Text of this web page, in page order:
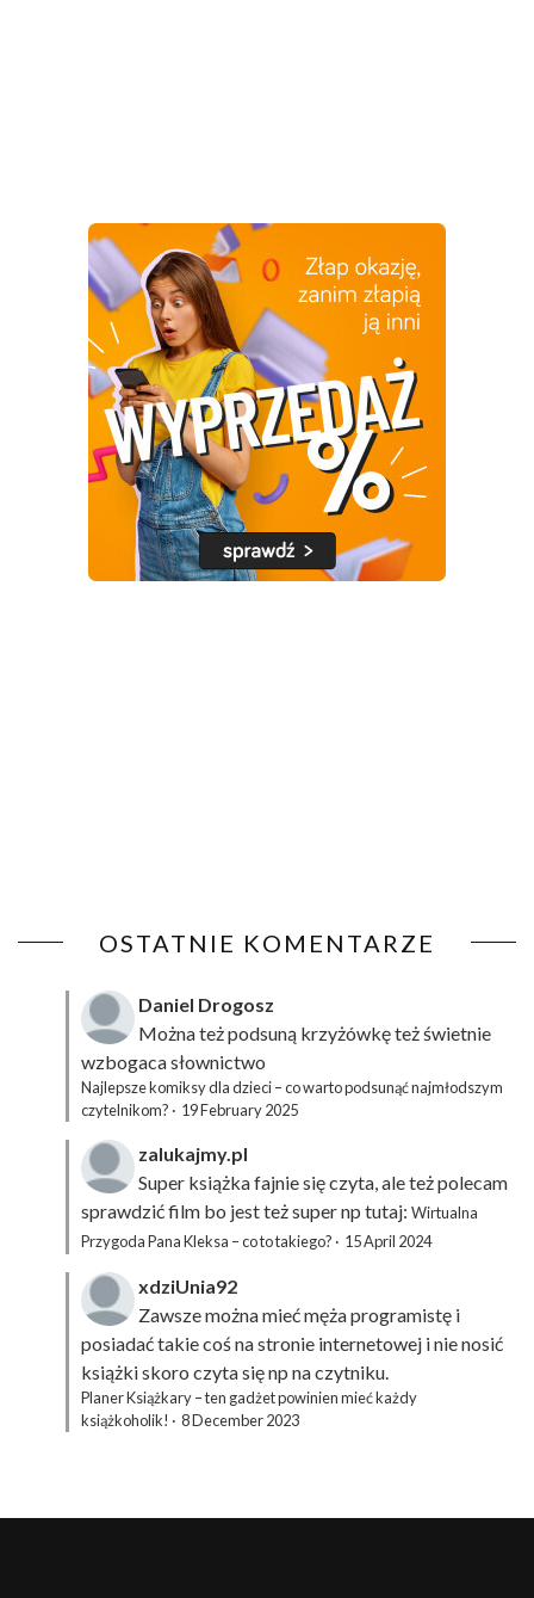
OSTATNIE KOMENTARZE
Daniel Drogosz
Można też podsuną krzyżówkęteż świetnie
wzbogaca słownictwo
Najlepsze komiksy dla dzieci – co warto podsunąć najmłodszym
czytelnikom? · 19 February 2025
zalukajmy.pl
Super książka fajnie się czyta, ale też polecam
sprawdzić film bo jest też super np tutaj: Wirtualna
Przygoda Pana Kleksa – co to takiego? · 15 April 2024
xdziUnia92
Zawsze można mieć męża programistę i
posiadać takie coś na stronie internetowej i nie nosić
książki skoro czyta się np na czytniku.
Planer Książkary – ten gadżet powinien mieć każdy
książkoholik! · 8 December 2023